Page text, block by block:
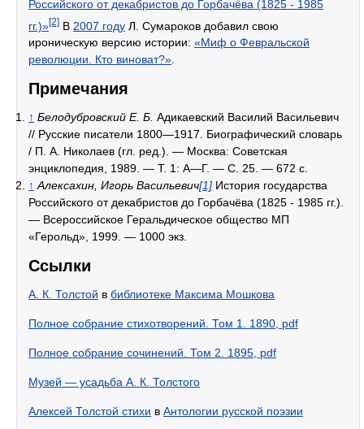
Российского от декабристов до Горбачёва (1825 - 1985
гг.)»[2] В 2007 году Л. Сумароков добавил свою
ироническую версию истории: «Миф о Февральской
революции. Кто виноват?».
Примечания
↑ Белодубровский Е. Б. Адикаевский Василий Васильевич
// Русские писатели 1800—1917. Биографический словарь
/ П. А. Николаев (гл. ред.). — Москва: Советская
энциклопедия, 1989. — Т. 1: А—Г. — С. 25. — 672 с.
↑ Алексахин, Игорь Васильевич[1] История государства
Российского от декабристов до Горбачёва (1825 - 1985 гг.).
— Всероссийское Геральдическое общество МП
«Герольд», 1999. — 1000 экз.
Ссылки
А. К. Толстой в библиотеке Максима Мошкова
Полное собрание стихотворений. Том 1. 1890, pdf
Полное собрание сочинений. Том 2. 1895, pdf
Музей — усадьба А. К. Толстого
Алексей Толстой стихи в Антологии русской поэзии